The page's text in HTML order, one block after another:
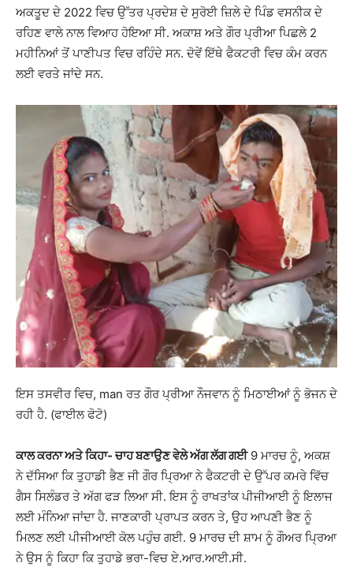
ਅਕਤੂਦ ਦੇ 2022 ਵਿਚ ਉੱਤਰ ਪ੍ਰਦੇਸ਼ ਦੇ ਸੁਰੋਈ ਜ਼ਿਲੇ ਦੇ ਪਿੰਡ ਵਸਨੀਕ ਦੇ
ਰਹਿਣ ਵਾਲੇ ਨਾਲ ਵਿਆਹ ਹੋਇਆ ਸੀ. ਅਕਾਸ਼ ਅਤੇ ਗੌਰ ਪ੍ਰੀਆ ਪਿਛਲੇ 2
ਮਹੀਨਿਆਂ ਤੋਂ ਪਾਣੀਪਤ ਵਿਚ ਰਹਿੰਦੇ ਸਨ. ਦੋਵੇਂ ਇੱਥੇ ਫੈਕਟਰੀ ਵਿਚ ਕੰਮ ਕਰਨ
ਲਈ ਵਰਤੇ ਜਾਂਦੇ ਸਨ.
ਇਸ ਤਸਵੀਰ ਵਿਚ, man ਰਤ ਗੌਰ ਪ੍ਰੀਆ ਨੌਜਵਾਨ ਨੂੰ ਮਿਠਾਈਆਂ ਨੂੰ ਭੋਜਨ ਦੇ
ਰਹੀ ਹੈ. (ਫਾਈਲ ਫੋਟੋ)
ਕਾਲ ਕਰਨਾ ਅਤੇ ਕਿਹਾ- ਚਾਹ ਬਣਾਉਣ ਵੇਲੇ ਅੱਗ ਲੱਗ ਗਈ9 ਮਾਰਚ ਨੂੰ, ਅਕਸ਼
ਨੇ ਦੱਸਿਆ ਕਿ ਤੁਹਾਡੀ ਭੈਣ ਜੀ ਗੌਰ ਪ੍ਰਿਆ ਨੇ ਫੈਕਟਰੀ ਦੇ ਉੱਪਰ ਕਮਰੇ ਵਿੱਚ
ਗੈਸ ਸਿਲੰਡਰ ਤੇ ਅੱਗ ਫੜ ਲਿਆ ਸੀ. ਇਸ ਨੂੰ ਰਾਖਤਾਂਕ ਪੀਜੀਆਈ ਨੂੰ ਇਲਾਜ
ਲਈ ਮੰਨਿਆ ਜਾਂਦਾ ਹੈ. ਜਾਣਕਾਰੀ ਪ੍ਰਾਪਤ ਕਰਨ ਤੇ, ਉਹ ਆਪਣੀ ਭੈਣ ਨੂੰ
ਮਿਲਣ ਲਈ ਪੀਜੀਆਈ ਕੋਲ ਪਹੁੰਚ ਗਈ. 9 ਮਾਰਚ ਦੀ ਸ਼ਾਮ ਨੂੰ ਗੌਅਰ ਪ੍ਰਿਆ
ਨੇ ਉਸ ਨੂੰ ਕਿਹਾ ਕਿ ਤੁਹਾਡੇ ਭਰਾ-ਵਿਚ ਏ.ਆਰ.ਆਈ.ਸੀ.